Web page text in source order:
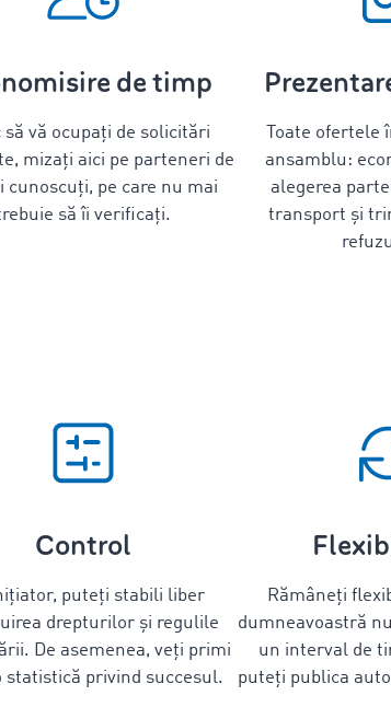
de timp
să vă ocupați de solicitări
mizați aici pe parteneri de
cunoscuți, pe care nu mai
să îi verificați.
Toate
ansamblu:
alegerea
transport și
Control
puteți stabili liber
drepturilor și regulile
De asemenea, veți primi
statistică privind succesul.
Rămâneți
dumneavoastră
un interval de
puteți publica